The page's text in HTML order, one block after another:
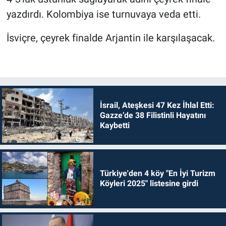
yazdırdı. Kolombiya ise turnuvaya veda etti.
İsviçre, çeyrek finalde Arjantin ile karşılaşacak.
İsrail, Ateşkesi 47 Kez İhlal Etti:
Gazze’de 38 Filistinli Hayatını
Kaybetti
Türkiye'den 4 köy "En İyi Turizm
Köyleri 2025" listesine girdi